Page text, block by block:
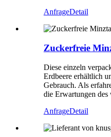
AnfrageDetail
Zuckerfreie
Diese einzeln
Erdbeere erhältlich
Gebrauch. Als
die Erwartungen
AnfrageDetail